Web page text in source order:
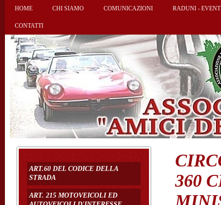
HOME CHI SIAMO COMUNICAZIONI RADUNI -
CONTATTI
ART.60 DEL CODICE DELLA
STRADA
ART. 215 MOTOVEICOLI ED
360